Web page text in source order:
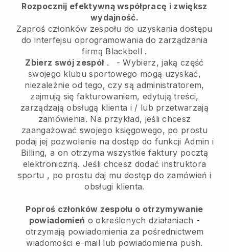
Rozpocznij efektywną współpracę i zwiększ
wydajność.
Zaproś członków zespołu do uzyskania dostępu
do interfejsu oprogramowania do zarządzania
firmą Blackbell .
Zbierz swój zespół. -Wybierz, jaką część
swojego klubu sportowego mogą uzyskać,
niezależnie od tego, czy są administratorem,
zajmują się fakturowaniem, edytują treści,
zarządzają obsługą klienta i / lub przetwarzają
zamówienia. Na przykład, jeśli chcesz
zaangażować swojego księgowego, po prostu
podaj jej pozwolenie na dostęp do funkcji Admin i
Billing, a on otrzyma wszystkie faktury pocztą
elektroniczną. Jeśli chcesz dodać instruktora
sportu , po prostu daj mu dostęp do zamówień i
obsługi klienta.
Poproś członków zespołu o otrzymywanie
powiadomień o określonych działaniach -
otrzymają powiadomienia za pośrednictwem
wiadomości e-mail lub powiadomienia push.